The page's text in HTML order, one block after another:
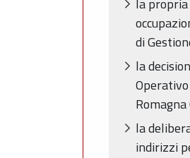
la
di
la
la
indirizzi